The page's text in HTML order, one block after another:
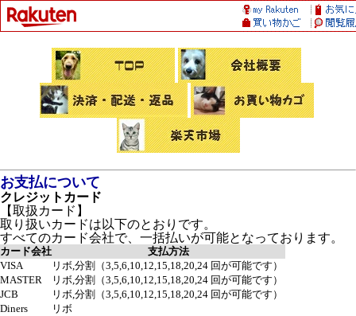
お支払について
クレジットカード
【取扱カード】
取り扱いカードは以下のとおりです。
すべてのカード会社で、一括払いが可能となっております。
カード会社
支払方法
VISA
リボ,分割（3,5,6,10,12,15,18,20,24 回が可能です）
MASTER
リボ,分割（3,5,6,10,12,15,18,20,24 回が可能です）
JCB
リボ,分割（3,5,6,10,12,15,18,20,24 回が可能です）
Diners
リボ